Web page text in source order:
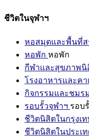
ชีวิตในจุฬาฯ
หอสมุดและพื้นที่ส
หอพัก หอพัก
กีฬาและสุขภาพนิ
โรงอาหารและคา
กิจกรรมและชมรม
รอบรั้วจุฬาฯ รอบ
ชีวิตนิสิตในกรุงเ
ชีวิตนิสิตในประเ